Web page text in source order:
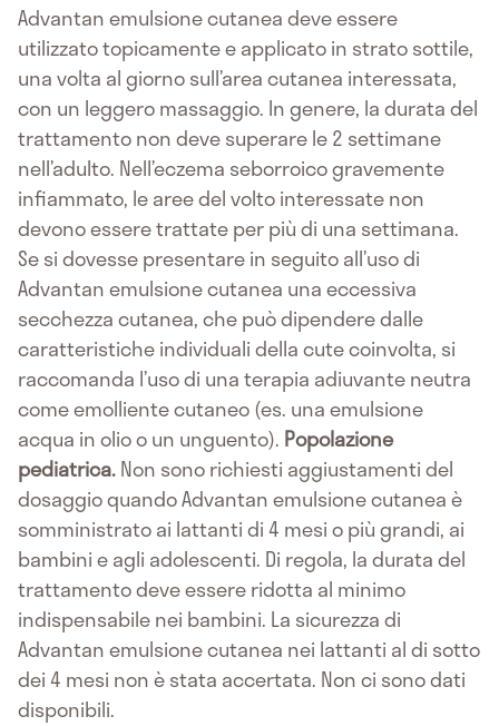
Advantan emulsione cutanea deve essere
utilizzato topicamente e applicato in strato sottile,
una volta al giorno sull’area cutanea interessata,
con un leggero massaggio. In genere, la durata del
trattamento non deve superare le 2 settimane
nell’adulto. Nell’eczema seborroico gravemente
infiammato, le aree del volto interessate non
devono essere trattate per più di una settimana.
Se si dovesse presentare in seguito all’uso di
Advantan emulsione cutanea una eccessiva
secchezza cutanea, che può dipendere dalle
caratteristiche individuali della cute coinvolta, si
raccomanda l’uso di una terapia adiuvante neutra
come emolliente cutaneo (es. una emulsione
acqua in olio o un unguento). Popolazione
pediatrica.Non sono richiesti aggiustamenti del
dosaggio quando Advantan emulsione cutanea è
somministrato ai lattanti di 4 mesi o più grandi, ai
bambini e agli adolescenti. Di regola, la durata del
trattamento deve essere ridotta al minimo
indispensabile nei bambini. La sicurezza di
Advantan emulsione cutanea nei lattanti al di sotto
dei 4 mesi non è stata accertata. Non ci sono dati
disponibili.